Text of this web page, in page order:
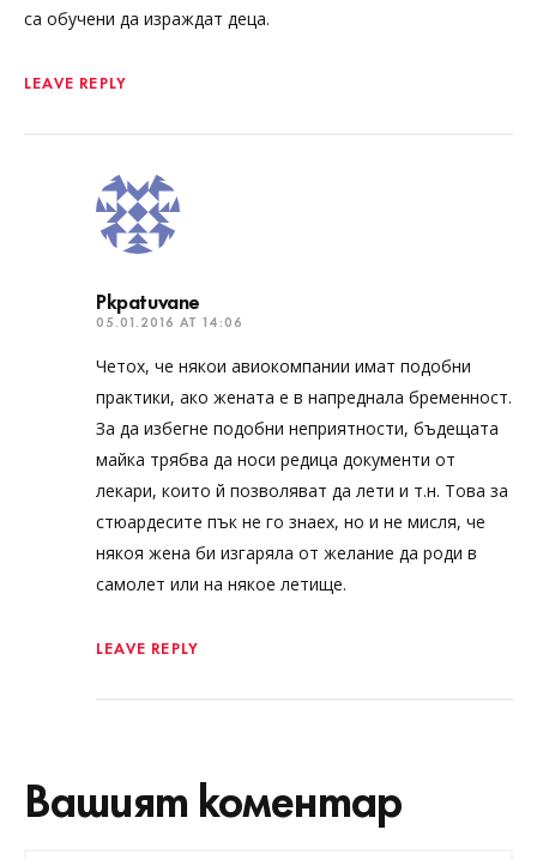
са обучени да израждат деца.
LEAVE REPLY
Pkpatuvane
05.01.2016 AT 14:06
Четох, че някои авиокомпании имат подобни
практики, ако жената е в напреднала бременност.
За да избегне подобни неприятности, бъдещата
майка трябва да носи редица документи от
лекари, които й позволяват да лети и т.н. Това за
стюардесите пък не го знаех, но и не мисля, че
някоя жена би изгаряла от желание да роди в
самолет или на някое летище.
LEAVE REPLY
Вашият коментар